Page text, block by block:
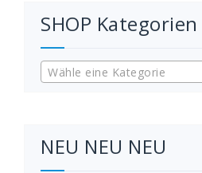
SHOP Kategorien
Wähle eine Kategorie
NEU NEU NEU